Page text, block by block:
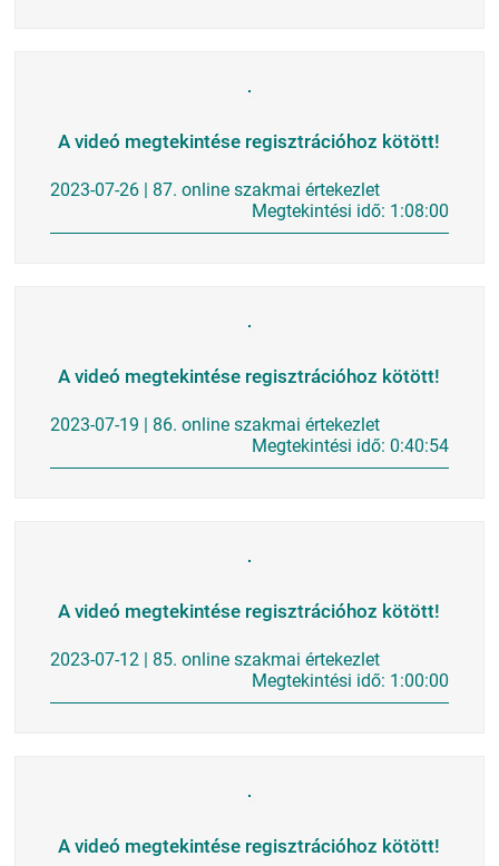
A videó megtekintése regisztrációhoz kötött!
2023-07-26 | 87. online szakmai értekezlet
Megtekintési idő: 1:08:00
A videó megtekintése regisztrációhoz kötött!
2023-07-19 | 86. online szakmai értekezlet
Megtekintési idő: 0:40:54
A videó megtekintése regisztrációhoz kötött!
2023-07-12 | 85. online szakmai értekezlet
Megtekintési idő: 1:00:00
A videó megtekintése regisztrációhoz kötött!